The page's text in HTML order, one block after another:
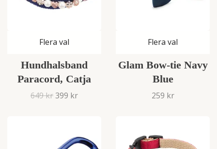
Flera val
Hundhalsband
Paracord, Catja
649 kr399 kr
Flera val
Glam Bow-tie Navy
Blue
259 kr